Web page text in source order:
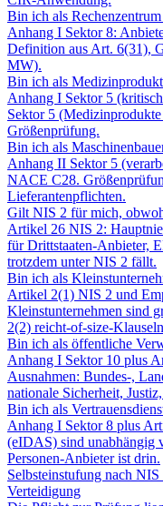
Bin ich als
Anhang I Sektor 8:
Definition aus Art. 6(31),
MW).
Bin ich als
Anhang I Sektor 5
Sektor 5
Größenprüfung.
Bin ich als
Anhang II Sektor 5
NACE C28.
Lieferantenpflichten.
Gilt NIS 2 für mich,
Artikel 26 NIS 2:
für Drittstaaten-Anbieter,
trotzdem unter NIS 2 fällt.
Bin ich als
Artikel 2(1) NIS 2 und
Kleinstunternehmen sind
2(2) reicht-of-size-
Bin ich als öffentliche
Anhang I Sektor 10 plus
Ausnahmen: Bundes-,
nationale Sicherheit,
Bin ich als
Anhang I Sektor 8 plus
(eIDAS) sind unabhängig
Personen-Anbieter ist drin.
Selbsteinstufung nach
Verteidigung